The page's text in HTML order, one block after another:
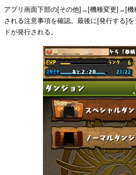
アプリ画面下部の[その他]→[機種変更]→[機
される注意事項を確認。最後に[発行する]
ドが発行される。